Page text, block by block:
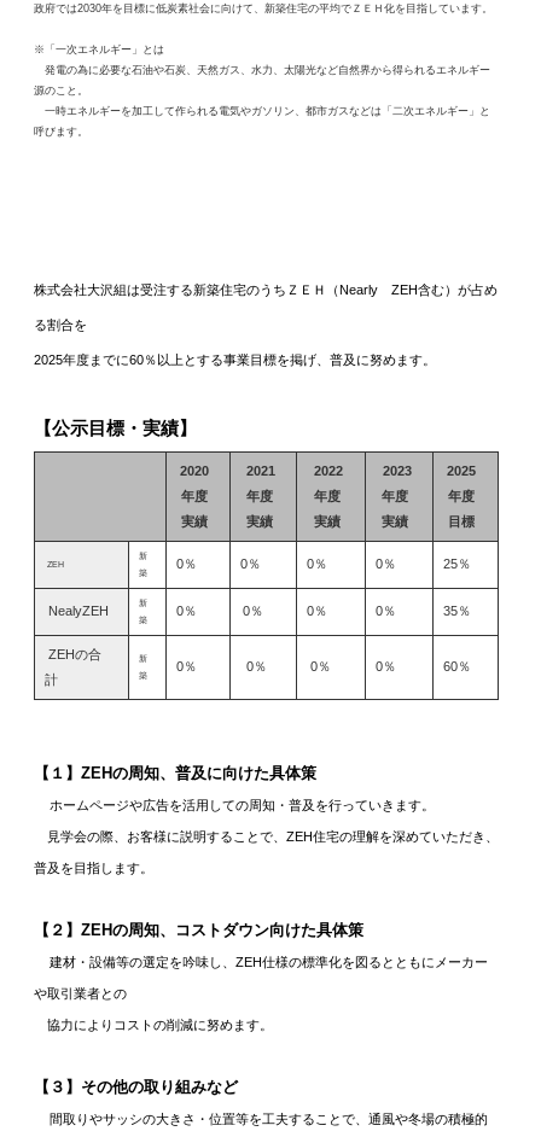
政府では2030年を目標に低炭素社会に向けて、新築住宅の平均でＺＥＨ化を目指しています。
※ 「一次エネルギー」とは
発電の為に必要な石油や石炭、天然ガス、水力、太陽光など自然界から得られるエネルギー
源のこと。
一時エネルギーを加工して作られる電気やガソリン、都市ガスなどは「二次エネルギー」と
呼びます。
株式会社大沢組は受注する新築住宅のうちＺＥＨ（Nearly ZEH含む）が占め
る割合を
2025年度までに60％以上とする事業目標を掲げ、普及に努めます。
【公示目標・実績】
2020
年度
実績
2021
年度
実績
2022
年度
実績
2023
年度
実績
2025
年度
目標
ZEH
新
築
0％ 0％ 0％ 0％ 25％
NealyZEH
新
築
0％ 0％ 0％ 0％ 35％
ZEHの合
計
新
築
0％ 0％ 0％ 0％ 60％
【１】ZEHの周知、普及に向けた具体策
ホームページや広告を活用しての周知・普及を行っていきます。
見学会の際、お客様に説明することで、ZEH住宅の理解を深めていただき、
普及を目指します。
【２】ZEHの周知、コストダウン向けた具体策
建材・設備等の選定を吟味し、ZEH仕様の標準化を図るとともにメーカー
や取引業者との
協力によりコストの削減に努めます。
【３】その他の取り組みなど
間取りやサッシの大きさ・位置等を工夫することで、通風や冬場の積極的